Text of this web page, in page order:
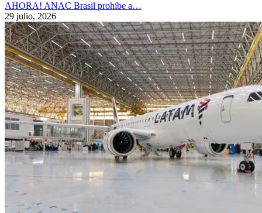
AHORA! ANAC Brasil prohíbe a…
29 julio, 2026